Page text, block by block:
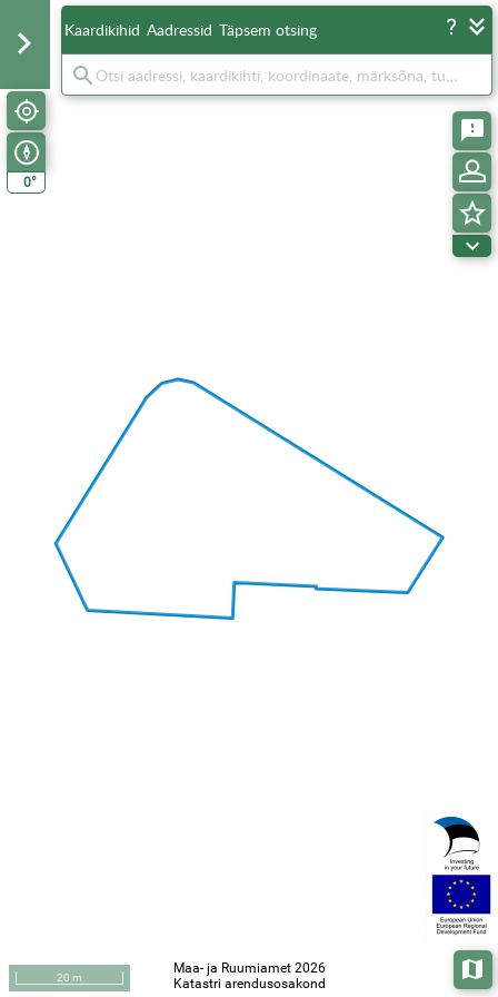
0°
Kaardikihid Aadressid Täpsem otsing
20 m
Maa- ja Ruumiamet 2026
Katastri arendusosakond